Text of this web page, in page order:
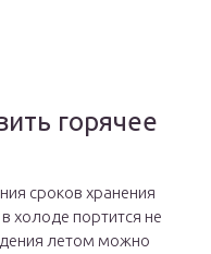
горячее
сроков хранения
холоде портится не
летом можно